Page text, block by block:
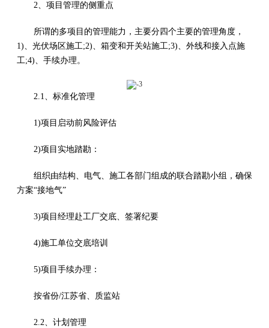
2、项目管理的侧重点
所谓的多项目的管理能力，主要分四个主要的管理角度，
1)、光伏场区施工;2)、箱变和开关站施工;3)、外线和接入点施
工;4)、手续办理。
2.1、标准化管理
1)项目启动前风险评估
2)项目实地踏勘：
组织由结构、电气、施工各部门组成的联合踏勘小组，确保
方案“接地气”
3)项目经理赴工厂交底、签署纪要
4)施工单位交底培训
5)项目手续办理：
按省份/江苏省、质监站
2.2、计划管理